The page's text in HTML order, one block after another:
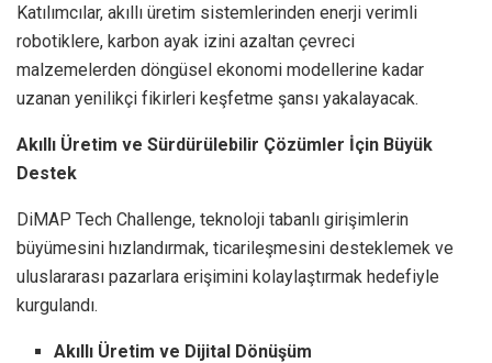
Katılımcılar, akıllı üretim sistemlerinden enerji verimli
robotiklere, karbon ayak izini azaltan çevreci
malzemelerden döngüsel ekonomi modellerine kadar
uzanan yenilikçi fikirleri keşfetme şansı yakalayacak.
Akıllı Üretim ve Sürdürülebilir Çözümler İçin Büyük
Destek
DiMAP Tech Challenge, teknoloji tabanlı girişimlerin
büyümesini hızlandırmak, ticarileşmesini desteklemek ve
uluslararası pazarlara erişimini kolaylaştırmak hedefiyle
kurgulandı.
Akıllı Üretim ve Dijital Dönüşüm